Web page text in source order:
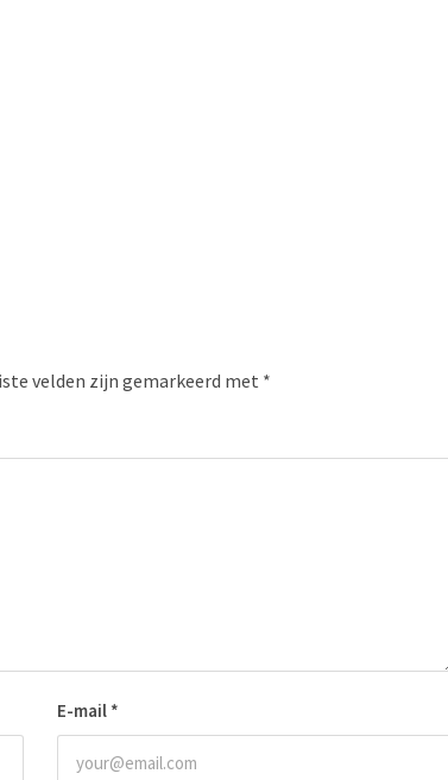
velden zijn gemarkeerd met *
E-mail *